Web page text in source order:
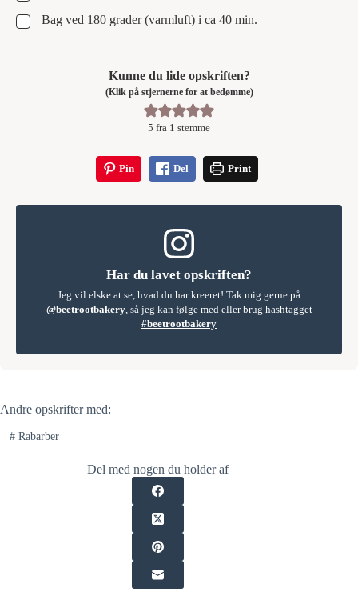
▢
Bag ved 180 grader (varmluft) i ca 40 min.
Kunne du lide opskriften?
(Klik på stjernerne for at bedømme)
5 fra 1 stemme
Pin Del Print
Har du lavet opskriften?
Jeg vil elske at se, hvad du har kreeret! Tak mig gerne på
@beetrootbakery, så jeg kan følge med eller brug hashtagget
#beetrootbakery
Andre opskrifter med:
#Rabarber
Del med nogen du holder af